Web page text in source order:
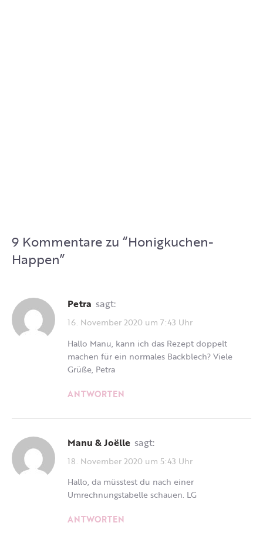
9 Kommentare zu “Honigkuchen-
Happen”
Petra sagt:
16. November 2020 um 7:43 Uhr
Hallo Manu, kann ich das Rezept doppelt
machen für ein normales Backblech? Viele
Grüße, Petra
ANTWORTEN
Manu & Joëlle sagt:
18. November 2020 um 5:43 Uhr
Hallo, da müsstest du nach einer
Umrechnungstabelle schauen. LG
ANTWORTEN